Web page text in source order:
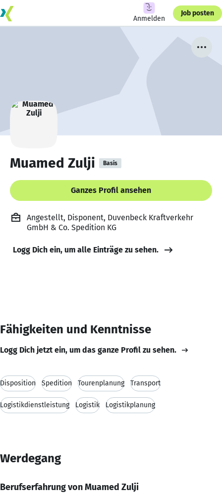
Anmelden
Job posten
Muamed Zulji Basis
Ganzes Profil ansehen
Angestellt, Disponent, Duvenbeck Kraftverkehr
GmbH & Co. Spedition KG
Logg Dich ein, um alle Einträge zu sehen.
Fähigkeiten und Kenntnisse
Logg Dich jetzt ein, um das ganze Profil zu sehen.
Disposition Spedition Tourenplanung Transport
Logistikdienstleistung Logistik Logistikplanung
Werdegang
Berufserfahrung von Muamed Zulji